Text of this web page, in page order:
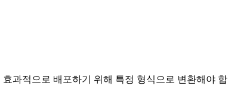
과적으로 배포하기 위해 특정 형식으로 변환해야